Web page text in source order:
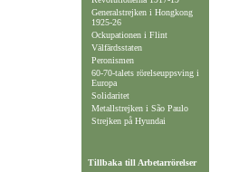
Generalstrejken i Hongkong
1925-26
Ockupationen i Flint
Välfärdsstaten
Peronismen
60-70-talets rörelseuppsving i
Europa
Solidaritet
Metallstrejken i São Paulo
Strejken på Hyundai
Tillbaka till Arbetarrörelser